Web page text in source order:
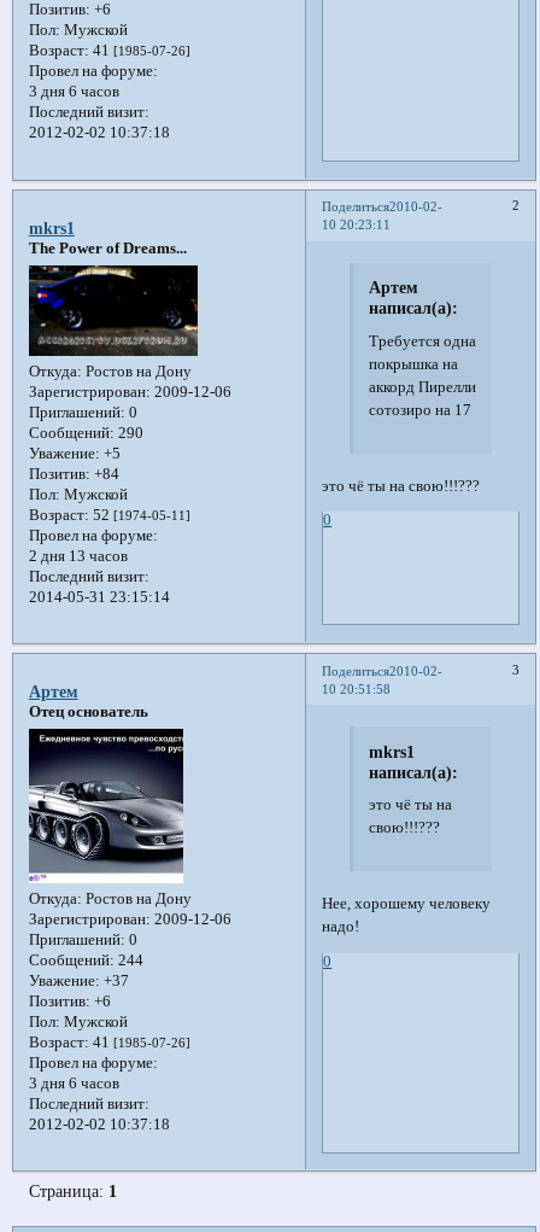
Позитив: +6
Пол: Мужской
Возраст: 41 [1985-07-26]
Провел на форуме:
3 дня 6 часов
Последний визит:
2012-02-02 10:37:18
Поделиться 2
2010-02-
10 20:23:11
mkrs1
The Power of Dreams...
Откуда: Ростов на Дону
Зарегистрирован: 2009-12-06
Приглашений: 0
Сообщений: 290
Уважение: +5
Позитив: +84
Пол: Мужской
Возраст: 52 [1974-05-11]
Провел на форуме:
2 дня 13 часов
Последний визит:
2014-05-31 23:15:14
Артем
написал(а):
Требуется одна
покрышка на
аккорд Пирелли
сотозиро на 17
это чё ты на свою!!!???
0
Поделиться 3
2010-02-
10 20:51:58
Артем
Отец основатель
Откуда: Ростов на Дону
Зарегистрирован: 2009-12-06
Приглашений: 0
Сообщений: 244
Уважение: +37
Позитив: +6
Пол: Мужской
Возраст: 41 [1985-07-26]
Провел на форуме:
3 дня 6 часов
Последний визит:
2012-02-02 10:37:18
mkrs1
написал(а):
это чё ты на
свою!!!???
Нее, хорошему человеку
надо!
0
Страница: 1